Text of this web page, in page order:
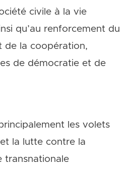
civile à la vie
qu’au renforcement du
de la coopération,
de démocratie et de
les volets
la lutte contre la
transnationale